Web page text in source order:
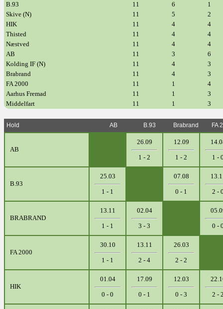
B.93
11 6
1
Skive (N)
11 5
2
HIK
11 4
4
Thisted
11 4
4
Næstved
11 4
4
AB
11 3
6
Kolding IF (N)
11 4
3
Brabrand
11 4
3
FA 2000
11 1
4
Aarhus Fremad
11 1
3
Middelfart
11 1 3
Hold AB B.93 Brabrand FA
AB
26.09
1 - 2
12.09
1 - 2 1 -
B.93
25.03
1 - 1
07.08
0 - 1 2 -
BRABRAND
13.11
1 - 1
02.04
3 - 3 0 -
FA 2000
30.10
1 - 1
13.11
2 - 4
26.03
2 - 2
HIK
01.04
0 - 0
17.09
0 - 1
12.03
0 - 3 2 -